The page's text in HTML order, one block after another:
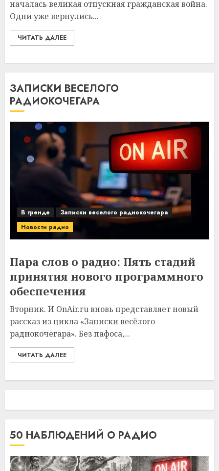
началась великая отпускная гражданская война.
Одни уже вернулись...
ЧИТАТЬ ДАЛЕЕ
ЗАПИСКИ ВЕСЕЛОГО
РАДИОКОЧЕГАРА
В тренде
Записки веселого радиокочегара
Новости радио
Пара слов о радио: Пять стадий
принятия нового программного
обеспечения
Вторник. И OnAir.ru вновь представляет новый
рассказ из цикла «Записки весёлого
радиокочегара». Без пафоса,...
ЧИТАТЬ ДАЛЕЕ
50 НАБЛЮДЕНИЙ О РАДИО